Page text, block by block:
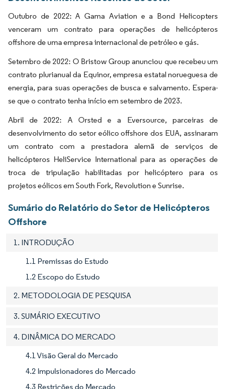
Outubro de 2022: A Gama Aviation e a Bond Helicopters
venceram um contrato para operações de helicópteros
offshore de uma empresa internacional de petróleo e gás.
Setembro de 2022: O Bristow Group anunciou que recebeu um
contrato plurianual da Equinor, empresa estatal norueguesa de
energia, para suas operações de busca e salvamento. Espera-
se que o contrato tenha início em setembro de 2023.
Abril de 2022: A Orsted e a Eversource, parceiras de
desenvolvimento do setor eólico offshore dos EUA, assinaram
um contrato com a prestadora alemã de serviços de
helicópteros HeliService International para as operações de
troca de tripulação habilitadas por helicóptero para os
projetos eólicos em South Fork, Revolution e Sunrise.
Sumário do Relatório do Setor de Helicópteros
Offshore
1. INTRODUÇÃO
1.1 Premissas do Estudo
1.2 Escopo do Estudo
2. METODOLOGIA DE PESQUISA
3. SUMÁRIO EXECUTIVO
4. DINÂMICA DO MERCADO
4.1 Visão Geral do Mercado
4.2 Impulsionadores do Mercado
4.3 Restrições do Mercado